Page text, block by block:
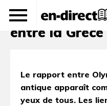
Relations
entre la
Le rapport entre
antique apparaît
yeux de tous. Les